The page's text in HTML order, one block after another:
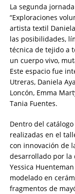
La segunda
“Exploraciones
artista textil
las posibilidades,
técnica de tejido a
un cuerpo vivo,
Este espacio fue
Utreras, Daniela
Loncón, Emma
Tania Fuentes.
Dentro del
realizadas en el
con innovación de
desarrollado por la
Yessica
modelado en
fragmentos de